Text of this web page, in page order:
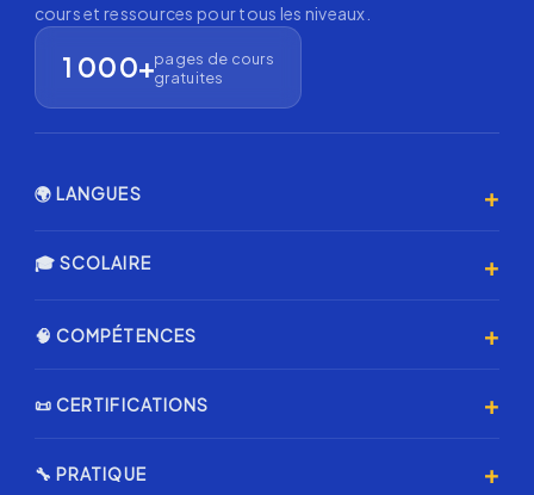
cours et ressources pour tous les niveaux.
1 000+pages de cours
gratuites
🌍 LANGUES +
Anglais 🇬🇧
Allemand 🇩🇪
Japonais 🇯🇵
🎓 SCOLAIRE +
Lycée
🧠 COMPÉTENCES +
Musique & Chant
📜 CERTIFICATIONS +
🔧 PRATIQUE +